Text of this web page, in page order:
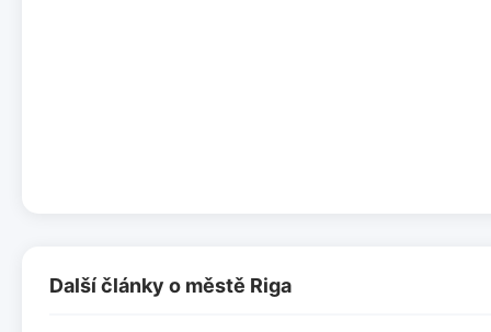
Další články o městě Riga